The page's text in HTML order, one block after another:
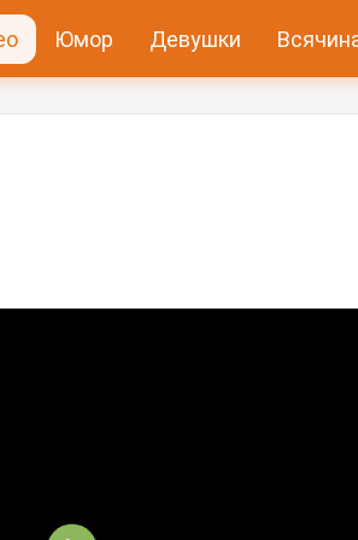
Юмор Девушки